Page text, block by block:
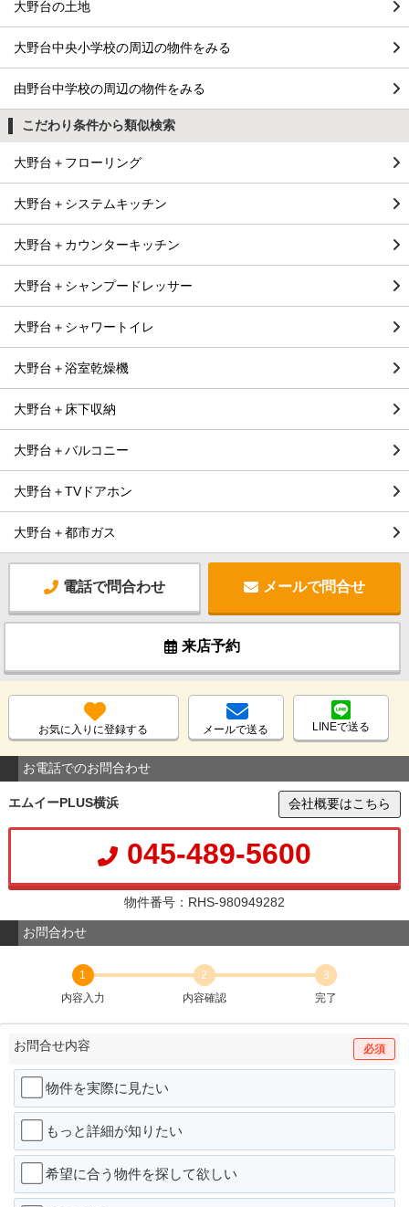
大野台の土地
大野台中央小学校の周辺の物件をみる
由野台中学校の周辺の物件をみる
こだわり条件から類似検索
大野台＋フローリング
大野台＋システムキッチン
大野台＋カウンターキッチン
大野台＋シャンプードレッサー
大野台＋シャワートイレ
大野台＋浴室乾燥機
大野台＋床下収納
大野台＋バルコニー
大野台＋TVドアホン
大野台＋都市ガス
電話で問合わせ メールで問合せ
来店予約
お気に入りに登録する メールで送る LINEで送る
お電話でのお問合わせ
エムイーPLUS横浜 会社概要はこちら
045-489-5600
物件番号：RHS-980949282
お問合わせ
1
内容入力
2
内容確認
3
完了
お問合せ内容 必須
物件を実際に見たい
もっと詳細が知りたい
希望に合う物件を探して欲しい